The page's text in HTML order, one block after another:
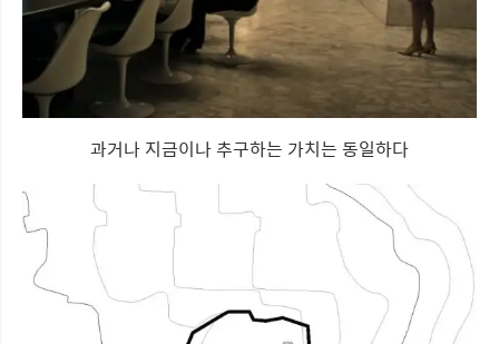
과거나 지금이나 추구하는 가치는 동일하다